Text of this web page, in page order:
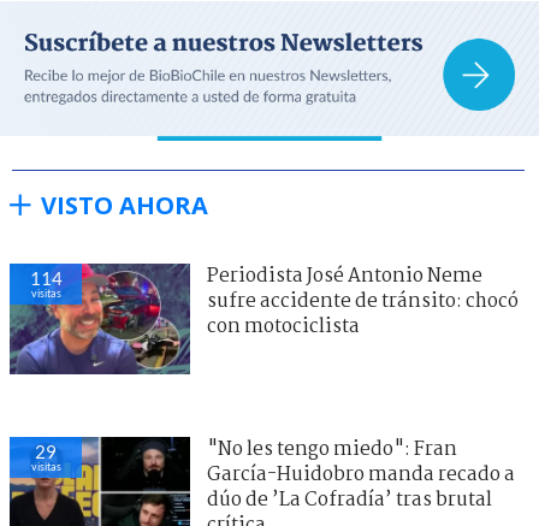
VISTO AHORA
114
visitas
Periodista José Antonio Neme
sufre accidente de tránsito: chocó
con motociclista
29
visitas
"No les tengo miedo": Fran
García-Huidobro manda recado a
dúo de ’La Cofradía’ tras brutal